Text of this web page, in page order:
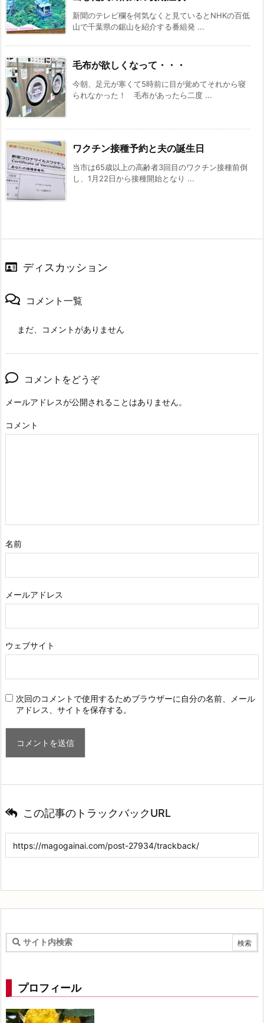
新聞のテレビ欄を何気なくと見ているとNHKの百低
山で千葉県の鋸山を紹介する番組発 ...
毛布が欲しくなって・・・
今朝、足元が寒くて5時前に目が覚めてそれから寝
られなかった！ 毛布があったら二度 ...
ワクチン接種予約と夫の誕生日
当市は65歳以上の高齢者3回目のワクチン接種前倒
し、1月22日から接種開始となり ...
ディスカッション
コメント一覧
まだ、コメントがありません
コメントをどうぞ
メールアドレスが公開されることはありません。
コメント
名前
メールアドレス
ウェブサイト
次回のコメントで使用するためブラウザーに自分の名前、メール
アドレス、サイトを保存する。
この記事のトラックバックURL
プロフィール